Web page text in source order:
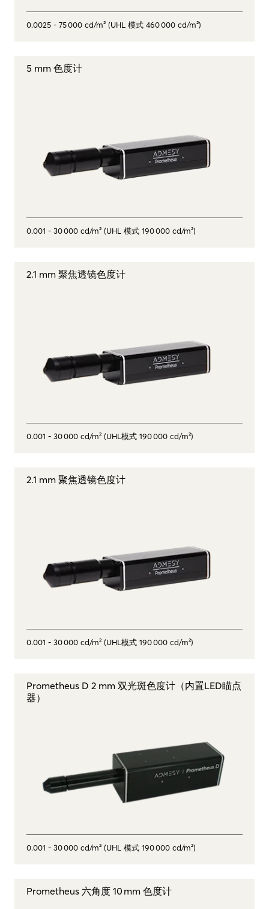
0.0025 - 75 000 cd/m² (UHL 模式 460 000 cd/m²)
5 mm 色度计
0.001 - 30 000 cd/m² (UHL 模式 190 000 cd/m²)
2.1 mm 聚焦透镜色度计
0.001 - 30 000 cd/m² (UHL模式 190 000 cd/m²)
2.1 mm 聚焦透镜色度计
0.001 - 30 000 cd/m² (UHL模式 190 000 cd/m²)
Prometheus D 2 mm 双光斑色度计（内置LED瞄点
器）
0.001 - 30 000 cd/m² (UHL 模式 190 000 cd/m²)
Prometheus 六角度 10 mm 色度计